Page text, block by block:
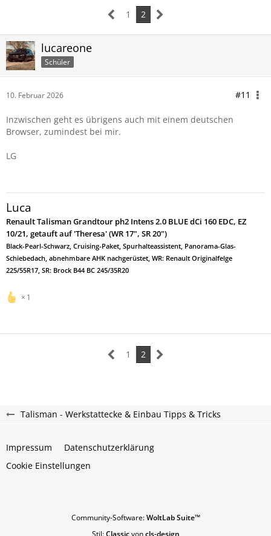
1
2
lucareone
Schüler
10. Februar 2026 #11
Inzwischen geht es übrigens auch mit einem deutschen
Browser, zumindest bei mir.
LG
Luca
Renault Talisman Grandtour ph2 Intens 2.0 BLUE dCi 160 EDC, EZ
10/21, getauft auf 'Theresa' (WR 17", SR 20")
Black-Pearl-Schwarz, Cruising-Paket, Spurhalteassistent, Panorama-Glas-
Schiebedach, abnehmbare AHK nachgerüstet, WR: Renault Originalfelge
225/55R17, SR: Brock B44 BC 245/35R20
1
1 2
Talisman - Werkstattecke & Einbau Tipps & Tricks
Impressum
Datenschutzerklärung
Cookie Einstellungen
Community-Software:WoltLab Suite™
Stil:Classicvoncls-design